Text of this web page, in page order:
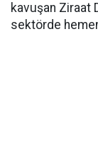
kavuşan Ziraat
sektörde